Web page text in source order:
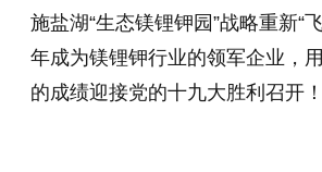
施盐湖“生态镁锂钾园”战略重新“
年成为镁锂钾行业的领军企业，
的成绩迎接党的十九大胜利召开！